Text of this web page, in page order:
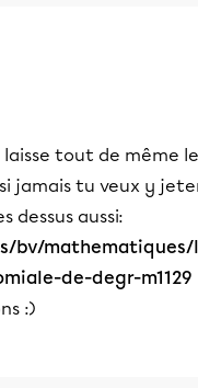
tout de même
jamais tu veux y
dessus aussi:
bv/mathematiques/
de-degr-m1129
:)